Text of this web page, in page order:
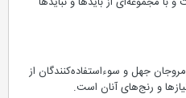
جهل و سوءاستفاده‌کنندگان از
و رنج‌های آنان است.